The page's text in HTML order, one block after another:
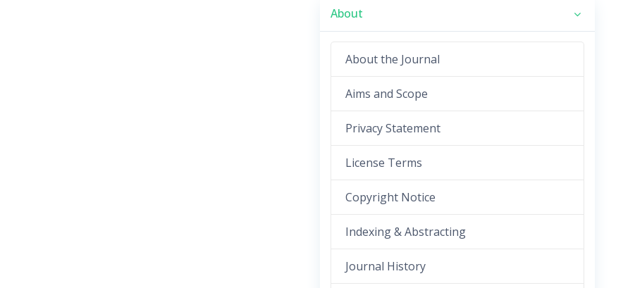
About
About the Journal
Aims and Scope
Privacy Statement
License Terms
Copyright Notice
Indexing & Abstracting
Journal History